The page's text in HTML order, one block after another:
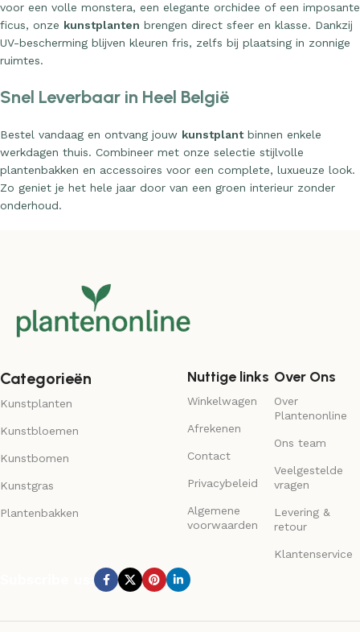
voor een volle monstera, een elegante orchidee of een imposante
ficus, onze kunstplanten brengen direct sfeer en klasse. Dankzij
UV-bescherming blijven kleuren fris, zelfs bij plaatsing in zonnige
ruimtes.
Snel Leverbaar in Heel België
Bestel vandaag en ontvang jouw kunstplantbinnen enkele
werkdagen thuis. Combineer met onze selectie stijlvolle
plantenbakken en accessoires voor een complete, luxueuze look.
Zo geniet je het hele jaar door van een groen interieur zonder
onderhoud.
Categorieën
Kunstplanten
Kunstbloemen
Kunstbomen
Kunstgras
Plantenbakken
Nuttige links
Winkelwagen
Afrekenen
Contact
Privacybeleid
Algemene
voorwaarden
Over Ons
Over
Plantenonline
Ons team
Veelgestelde
vragen
Levering &
retour
Klantenservice